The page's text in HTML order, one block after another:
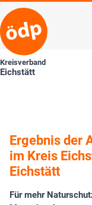
Kreisverband
Eichstätt
Ergebnis der
im Kreis
Eichstätt
Für mehr